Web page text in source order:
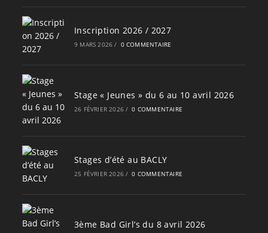
Inscription 2026 / 2027
9 MARS 2026 / 0 COMMENTAIRE
Stage « Jeunes » du 6 au 10 avril 2026
26 FÉVRIER 2026 / 0 COMMENTAIRE
Stages d’été au BACLY
25 FÉVRIER 2026 / 0 COMMENTAIRE
3ème Bad Girl’s du 8 avril 2026